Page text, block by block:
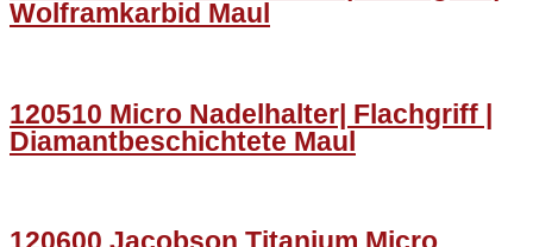
Wolframkarbid Maul
120510 Micro Nadelhalter| Flachgriff |
Diamantbeschichtete Maul
120600 Jacobson Titanium Micro